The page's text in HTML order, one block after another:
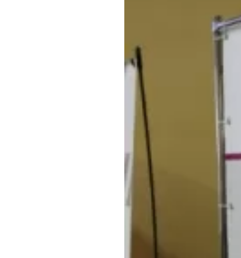
Реестр туристических
агентств Алтайского края
Обращения граждан